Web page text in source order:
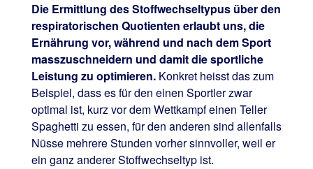
Die Ermittlung des Stoffwechseltypus über den
respiratorischen Quotienten erlaubt uns, die
Ernährung vor, während und nach dem Sport
masszuschneidern und damit die sportliche
Leistung zu optimieren.Konkret heisst das zum
Beispiel, dass es für den einen Sportler zwar
optimal ist, kurz vor dem Wettkampf einen Teller
Spaghetti zu essen, für den anderen sind allenfalls
Nüsse mehrere Stunden vorher sinnvoller, weil er
ein ganz anderer Stoffwechseltyp ist.